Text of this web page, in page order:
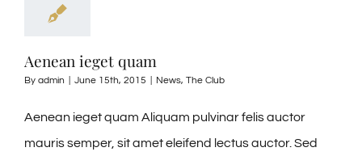
Aenean ieget quam
By admin June 15th, 2015 News, The Club
Aenean ieget quam Aliquam pulvinar felis auctor
mauris semper, sit amet eleifend lectus auctor. Sed